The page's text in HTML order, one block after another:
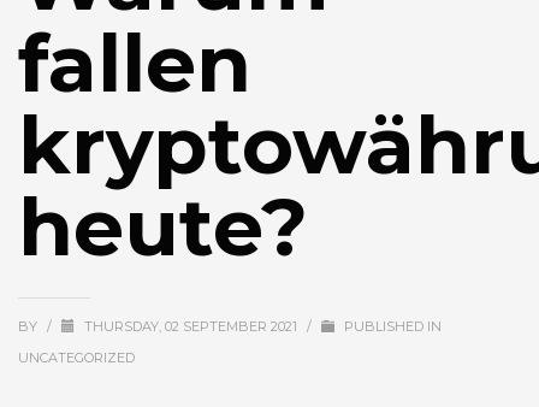
fallen
heute?
BY / THURSDAY, 02 SEPTEMBER 2021 /
PUBLISHED IN
UNCATEGORIZED